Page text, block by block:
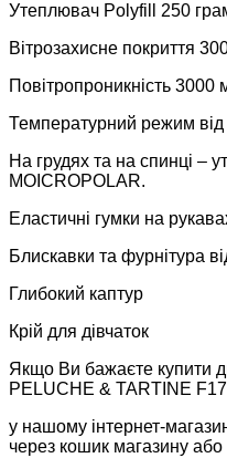
Утеплювач Polyfill 250
Вітрозахисне покриття
Повітропроникність 3000
Температурний режим
На грудях та на спинці –
MOICROPOLAR.
Еластичні гумки на
Блискавки та фурнітура
Глибокий каптур
Крій для дівчаток
Якщо Ви бажаєте купити
PELUCHE & TARTINE
у нашому інтернет-
через кошик магазину